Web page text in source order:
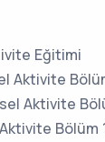
Eğitimi
Aktivite
Aktivite
Bölüm